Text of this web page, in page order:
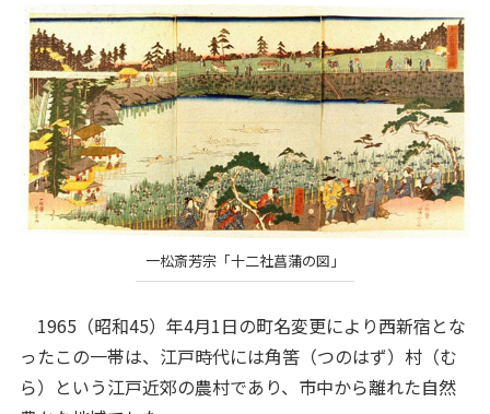
一松斎芳宗「十二社菖蒲の図」
1965（昭和45）年4月1日の町名変更により西新宿とな
ったこの一帯は、江戸時代には角筈（つのはず）村（む
ら）という江戸近郊の農村であり、市中から離れた自然